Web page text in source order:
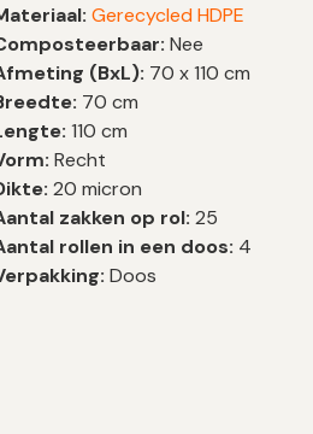
Gerecycled HDPE
Nee
(BxL): 70 x 110 cm
70 cm
110 cm
Recht
20 micron
zakken op rol: 25
rollen in een doos: 4
Doos